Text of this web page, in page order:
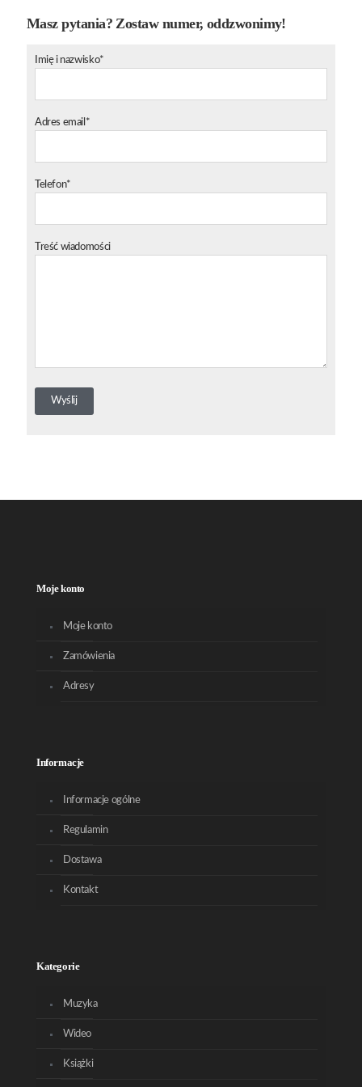
Masz pytania? Zostaw numer, oddzwonimy!
Imię i nazwisko*
Adres email*
Telefon*
Treść wiadomości
Moje konto
Moje konto
Zamówienia
Adresy
Informacje
Informacje ogólne
Regulamin
Dostawa
Kontakt
Kategorie
Muzyka
Wideo
Książki